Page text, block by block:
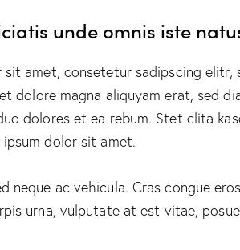
unde omnis iste
sit amet, consetetur sadipscing elitr,
dolore magna aliquyam erat, sed
dolores et ea rebum. Stet clita
dolor sit amet.
neque ac vehicula. Cras congue
urna, vulputate at est vitae,